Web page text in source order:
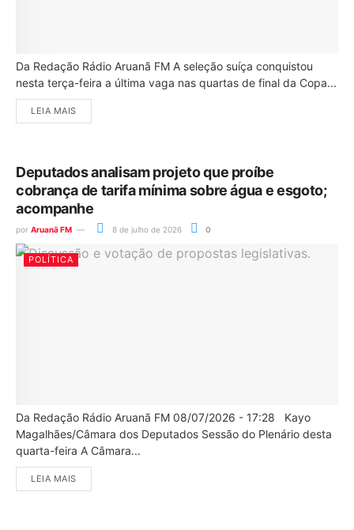
Da Redação Rádio Aruanã FM A seleção suíça conquistou
nesta terça-feira a última vaga nas quartas de final da Copa...
LEIA MAIS
Deputados analisam projeto que proíbe
cobrança de tarifa mínima sobre água e esgoto;
acompanhe
por Aruanã FM 8 de julho de 2026 0
POLÍTICA
Da Redação Rádio Aruanã FM 08/07/2026 - 17:28 Kayo
Magalhães/Câmara dos Deputados Sessão do Plenário desta
quarta-feira A Câmara...
LEIA MAIS